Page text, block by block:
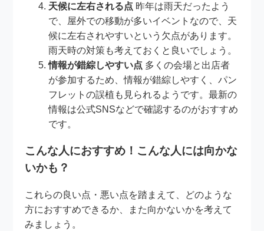
天候に左右される点 昨年は雨天だったよう
で、屋外での移動が多いイベントなので、天
候に左右されやすいという欠点があります。
雨天時の対策も考えておくと良いでしょう。
情報が錯綜しやすい点 多くの会場と出店者
が参加するため、情報が錯綜しやすく、パン
フレットの誤植も見られるようです。最新の
情報は公式SNSなどで確認するのがおすすめ
です。
こんな人におすすめ！こんな人には向かな
いかも？
これらの良い点・悪い点を踏まえて、どのような
方におすすめできるか、また向かないかを考えて
みましょう。